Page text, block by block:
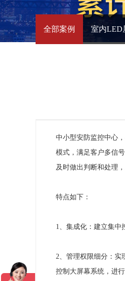
全部案例 室内LED
中小型安防监控中心
模式，满足客户多信
及时做出判断和处理
特点如下：
1、集成化：建立集中
2、管理权限细分：实
控制大屏幕系统，进